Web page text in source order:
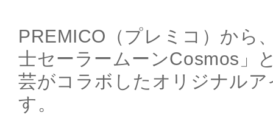
PREMICO（プレミコ）から
士セーラームーンCosmos」
芸がコラボしたオリジナル
す。